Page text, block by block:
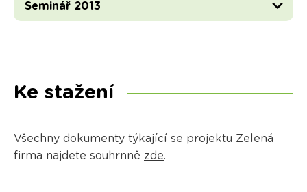
Seminář 2013
Ke stažení
Všechny dokumenty týkající se projektu Zelená
firma najdete souhrnně zde.